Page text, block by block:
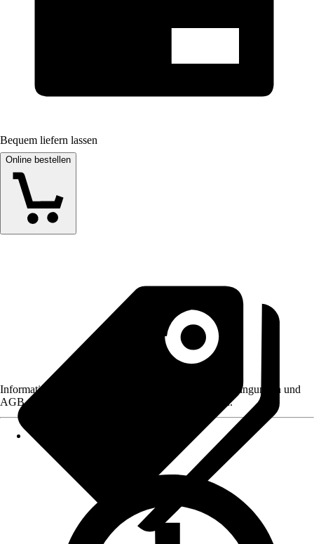
Bequem liefern lassen
Online bestellen
Informationen des Verkäufers, wie z. B. Rückgabebedingungen und
AGB, finden Sie bei Klick auf den Verkäufernamen.